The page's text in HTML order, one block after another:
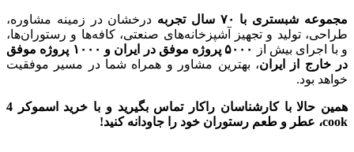
مجموعه شبستری با ۷۰ سال تجربه درخشان در زمینه مشاوره،
طراحی، تولید و تجهیز آشپزخانه‌های صنعتی، کافه‌ها و رستوران‌ها،
و با اجرای بیش از
۵۰۰۰پروژه موفق در ایران و ۱۰۰۰ پروژه موفق
در خارج از ایران، بهترین مشاور و همراه شما در مسیر موفقیت
خواهد بود.
همین حالا با کارشناسان راکار تماس بگیرید و با خرید اسموکر 4
cook، عطر و طعم رستوران خود را جاودانه کنید!